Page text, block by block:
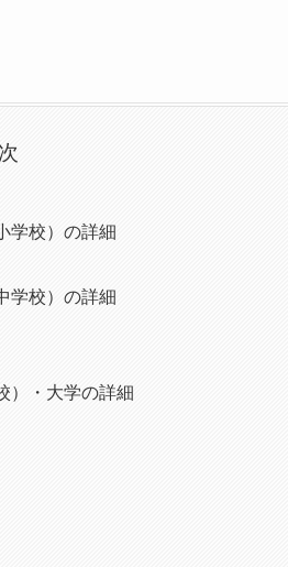
学校）の詳細
学校）の詳細
）・大学の詳細